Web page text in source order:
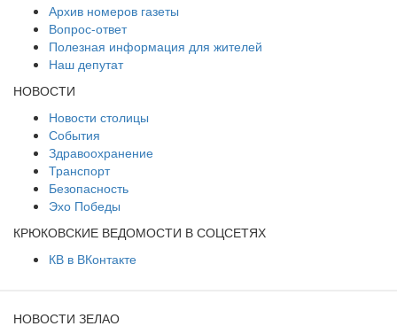
Архив номеров газеты
Вопрос-ответ
Полезная информация для жителей
Наш депутат
НОВОСТИ
Новости столицы
События
Здравоохранение
Транспорт
Безопасность
Эхо Победы
КРЮКОВСКИЕ ВЕДОМОСТИ В СОЦСЕТЯХ
КВ в ВКонтакте
НОВОСТИ ЗЕЛАО